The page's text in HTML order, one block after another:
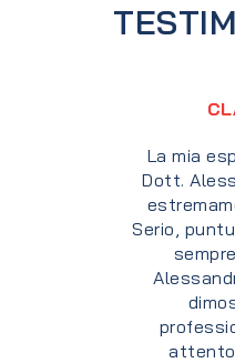
Mi
di
quanto
Dott.